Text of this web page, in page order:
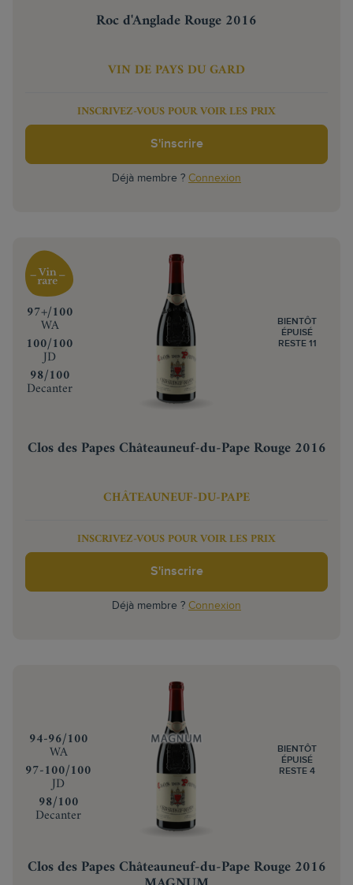
Roc d'Anglade Rouge 2016
VIN DE PAYS DU GARD
INSCRIVEZ-VOUS POUR VOIR LES PRIX
S'inscrire
Déjà membre ? Connexion
‍97+/100
WA
‍100/100
JD
‍98/100
Decanter
Clos des Papes Châteauneuf-du-Pape Rouge 2016
CHÂTEAUNEUF-DU-PAPE
BIENTÔT
ÉPUISÉ
RESTE 11
INSCRIVEZ-VOUS POUR VOIR LES PRIX
S'inscrire
Déjà membre ? Connexion
‍94-96/100
WA
‍97-100/100
JD
‍98/100
Decanter
Clos des Papes Châteauneuf-du-Pape Rouge 2016
BIENTÔT
ÉPUISÉ
RESTE 4